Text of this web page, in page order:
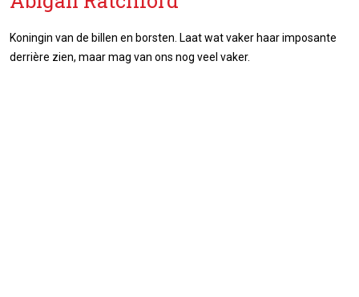
Koningin van de billen en borsten. Laat wat vaker haar imposante
derrière zien, maar mag van ons nog veel vaker.